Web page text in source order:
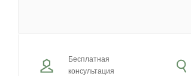
Бесплатная
консультация